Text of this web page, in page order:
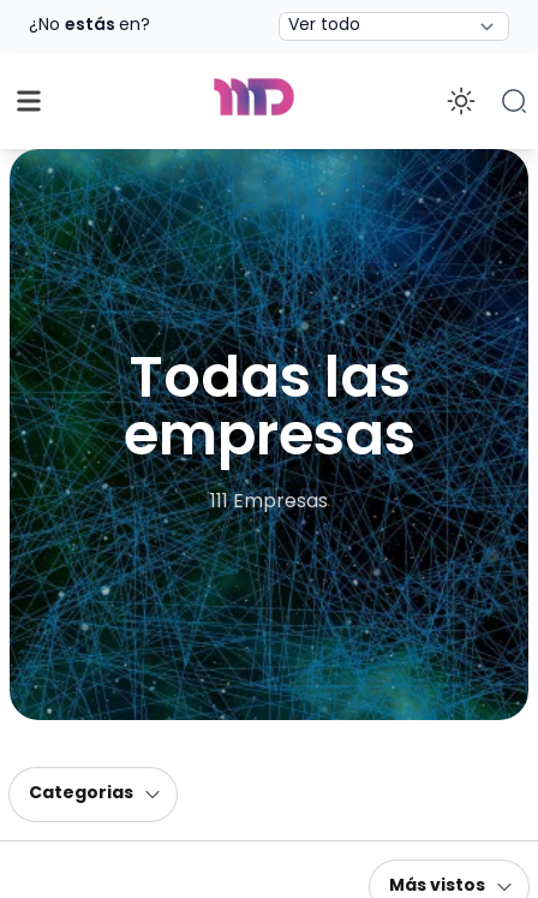
¿No estás en? Estado
Todas las
empresas
111 Empresas
Categorias
Más vistos